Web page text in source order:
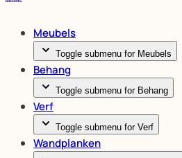
Meubels
Toggle submenu for Meubels
Behang
Toggle submenu for Behang
Verf
Toggle submenu for Verf
Wandplanken